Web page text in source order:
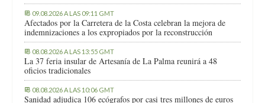
09.08.2026 A LAS 09:11 GMT
Afectados por la Carretera de la Costa celebran la mejora de
indemnizaciones a los expropiados por la reconstrucción
08.08.2026 A LAS 13:55 GMT
La 37 feria insular de Artesanía de La Palma reunirá a 48
oficios tradicionales
08.08.2026 A LAS 10:06 GMT
Sanidad adjudica 106 ecógrafos por casi tres millones de euros